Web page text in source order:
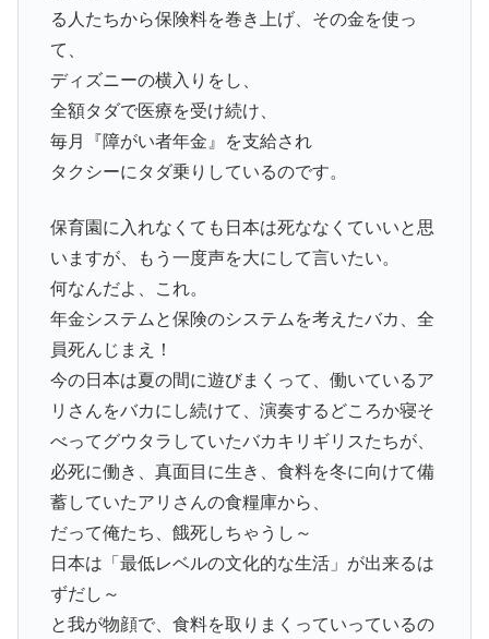
る人たちから保険料を巻き上げ、その金を使っ
て、
ディズニーの横入りをし、
全額タダで医療を受け続け、
毎月『障がい者年金』を支給され
タクシーにタダ乗りしているのです。
保育園に入れなくても日本は死ななくていいと思
いますが、もう一度声を大にして言いたい。
何なんだよ、これ。
年金システムと保険のシステムを考えたバカ、全
員死んじまえ！
今の日本は夏の間に遊びまくって、働いているア
リさんをバカにし続けて、演奏するどころか寝そ
べってグウタラしていたバカキリギリスたちが、
必死に働き、真面目に生き、食料を冬に向けて備
蓄していたアリさんの食糧庫から、
だって俺たち、餓死しちゃうし～
日本は「最低レベルの文化的な生活」が出来るは
ずだし～
と我が物顔で、食料を取りまくっていっているの